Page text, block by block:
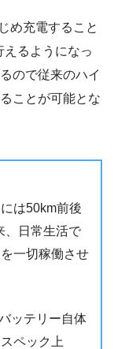
め充電すること
るようになっ
ので従来のハイ
ことが可能とな
は50km前後
、日常生活で
一切稼働させ
ッテリー自体
ペック上